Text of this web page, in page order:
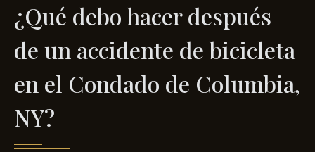
¿Qué debo hacer después
de un accidente de bicicleta
en el Condado de Columbia,
NY?